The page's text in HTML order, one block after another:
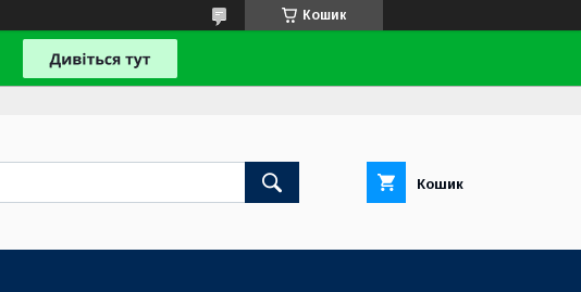
Кошик
Кошик